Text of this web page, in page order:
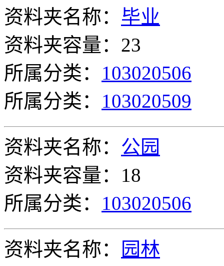
资料夹名称： 毕业
资料夹容量：23
所属分类： 103020506
所属分类： 103020509
资料夹名称： 公园
资料夹容量：18
所属分类： 103020506
资料夹名称：
园林